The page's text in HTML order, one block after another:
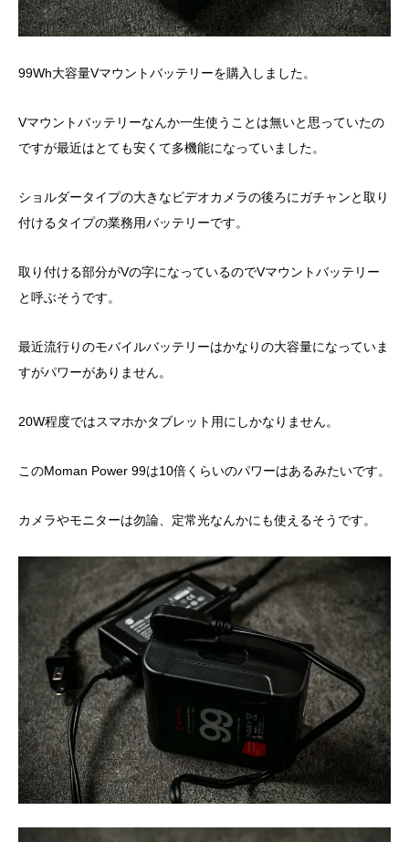
99Wh大容量Vマウントバッテリーを購入しました。
Vマウントバッテリーなんか一生使うことは無いと思っていたの
ですが最近はとても安くて多機能になっていました。
ショルダータイプの大きなビデオカメラの後ろにガチャンと取り
付けるタイプの業務用バッテリーです。
取り付ける部分がVの字になっているのでVマウントバッテリー
と呼ぶそうです。
最近流行りのモバイルバッテリーはかなりの大容量になっていま
すがパワーがありません。
20W程度ではスマホかタブレット用にしかなりません。
このMoman Power 99は10倍くらいのパワーはあるみたいです。
カメラやモニターは勿論、定常光なんかにも使えるそうです。